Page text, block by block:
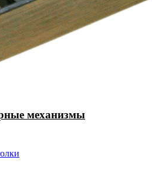
механизмы